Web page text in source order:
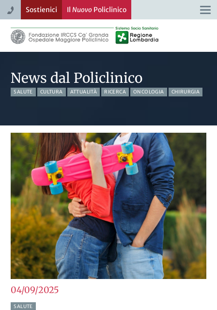
Sostienici Il NuovoPoliclinico
News dal Policlinico
SALUTE CULTURA ATTUALITÀ RICERCA ONCOLOGIA CHIRURGIA
04/092025
SALUTE